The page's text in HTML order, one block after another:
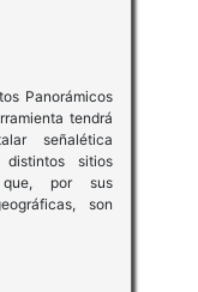
Panorámicos
tendrá
señalética
sitios
que, por sus
son